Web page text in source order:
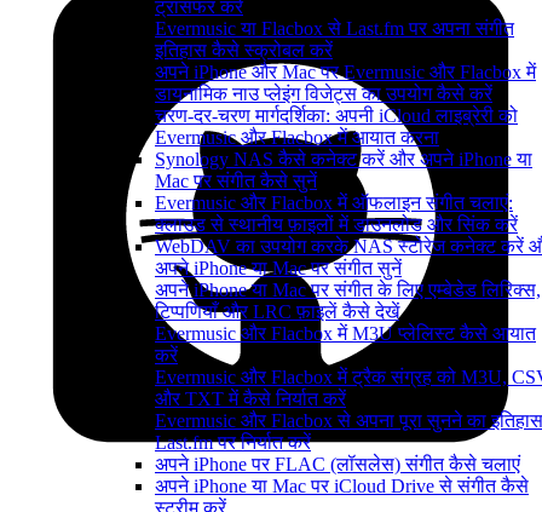
ट्रांसफर करें
Evermusic या Flacbox से Last.fm पर अपना संगीत
इतिहास कैसे स्क्रोबल करें
अपने iPhone और Mac पर Evermusic और Flacbox में
डायनामिक नाउ प्लेइंग विजेट्स का उपयोग कैसे करें
चरण-दर-चरण मार्गदर्शिका: अपनी iCloud लाइब्रेरी को
Evermusic और Flacbox में आयात करना
Synology NAS कैसे कनेक्ट करें और अपने iPhone या
Mac पर संगीत कैसे सुनें
Evermusic और Flacbox में ऑफलाइन संगीत चलाएं:
क्लाउड से स्थानीय फ़ाइलों में डाउनलोड और सिंक करें
WebDAV का उपयोग करके NAS स्टोरेज कनेक्ट करें
अपने iPhone या Mac पर संगीत सुनें
अपने iPhone या Mac पर संगीत के लिए एम्बेडेड लिरिक्स,
टिप्पणियाँ और LRC फ़ाइलें कैसे देखें
Evermusic और Flacbox में M3U प्लेलिस्ट कैसे आयात
करें
Evermusic और Flacbox में ट्रैक संग्रह को M3U,
और TXT में कैसे निर्यात करें
Evermusic और Flacbox से अपना पूरा सुनने का इतिहास
Last.fm पर निर्यात करें
अपने iPhone पर FLAC (लॉसलेस) संगीत कैसे चलाएं
अपने iPhone या Mac पर iCloud Drive से संगीत कैसे
स्ट्रीम करें